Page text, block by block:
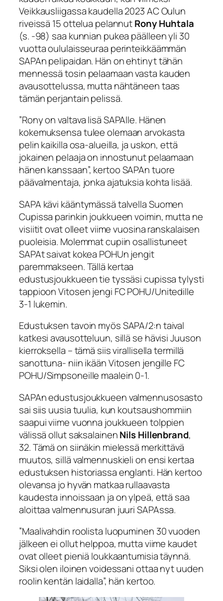
Veikkausliigassa kaudella 2023 AC Oulun
riveissä 15 ottelua pelannutRony Huhtala
(s. -98) saa kunnian pukea päälleen yli 30
vuotta oululaisseuraa perinteikkäämmän
SAPAn pelipaidan. Hän on ehtinyt tähän
mennessä tosin pelaamaan vasta kauden
avausottelussa, mutta nähtäneen taas
tämän perjantain pelissä.
”Rony on valtava lisä SAPAlle. Hänen
kokemuksensa tulee olemaan arvokasta
pelin kaikilla osa-alueilla, ja uskon, että
jokainen pelaaja on innostunut pelaamaan
hänen kanssaan”, kertoo SAPAn tuore
päävalmentaja, jonka ajatuksia kohta lisää.
SAPA kävi kääntymässä talvella Suomen
Cupissa parinkin joukkueen voimin, mutta ne
visiitit ovat olleet viime vuosina ranskalaisen
puoleisia. Molemmat cupiin osallistuneet
SAPAt saivat kokea POHUn jengit
paremmakseen. Tällä kertaa
edustusjoukkueen tie tyssäsi cupissa tylysti
tappioon Vitosen jengi FC POHU/Unitedille
3-1 lukemin.
Edustuksen tavoin myös SAPA/2:n taival
katkesi avausotteluun, sillä se hävisi Juuson
kierroksella – tämä siis virallisella termillä
sanottuna- niin ikään Vitosen jengille FC
POHU/Simpsoneille maalein 0-1.
SAPAn edustusjoukkueen valmennusosasto
sai siis uusia tuulia, kun koutsaushommiin
saapui viime vuonna joukkueen tolppien
välissä ollut saksalainenNils Hillenbrand,
32. Tämä on siinäkin mielessä merkittävä
muutos, sillä valmennuskieli on ensi kertaa
edustuksen historiassa englanti. Hän kertoo
olevansa jo hyvän matkaa rullaavasta
kaudesta innoissaan ja on ylpeä, että saa
aloittaa valmennusuran juuri SAPAssa.
”Maalivahdin roolista luopuminen 30 vuoden
jälkeen ei ollut helppoa, mutta viime kaudet
ovat olleet pieniä loukkaantumisia täynnä.
Siksi olen iloinen voidessani ottaa nyt uuden
roolin kentän laidalla”, hän kertoo.